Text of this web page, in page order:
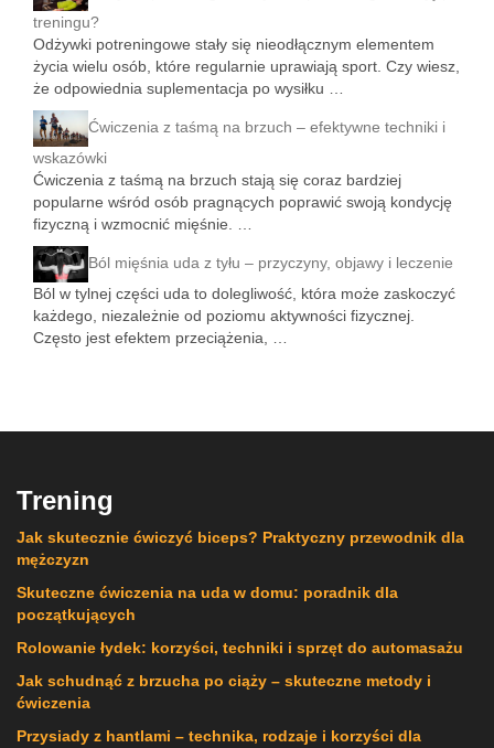
treningu?
Odżywki potreningowe stały się nieodłącznym elementem
życia wielu osób, które regularnie uprawiają sport. Czy wiesz,
że odpowiednia suplementacja po wysiłku …
Ćwiczenia z taśmą na brzuch – efektywne techniki i
wskazówki
Ćwiczenia z taśmą na brzuch stają się coraz bardziej
popularne wśród osób pragnących poprawić swoją kondycję
fizyczną i wzmocnić mięśnie. …
Ból mięśnia uda z tyłu – przyczyny, objawy i leczenie
Ból w tylnej części uda to dolegliwość, która może zaskoczyć
każdego, niezależnie od poziomu aktywności fizycznej.
Często jest efektem przeciążenia, …
Trening
Jak skutecznie ćwiczyć biceps? Praktyczny przewodnik dla
mężczyzn
Skuteczne ćwiczenia na uda w domu: poradnik dla
początkujących
Rolowanie łydek: korzyści, techniki i sprzęt do automasażu
Jak schudnąć z brzucha po ciąży – skuteczne metody i
ćwiczenia
Przysiady z hantlami – technika, rodzaje i korzyści dla